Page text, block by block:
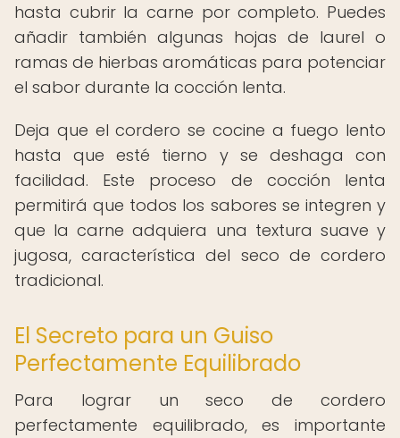
hasta cubrir la carne por completo. Puedes
añadir también algunas hojas de laurel o
ramas de hierbas aromáticas para potenciar
el sabor durante la cocción lenta.
Deja que el cordero se cocine a fuego lento
hasta que esté tierno y se deshaga con
facilidad. Este proceso de cocción lenta
permitirá que todos los sabores se integren y
que la carne adquiera una textura suave y
jugosa, característica del seco de cordero
tradicional.
El Secreto para un Guiso
Perfectamente Equilibrado
Para lograr un seco de cordero
perfectamente equilibrado, es importante